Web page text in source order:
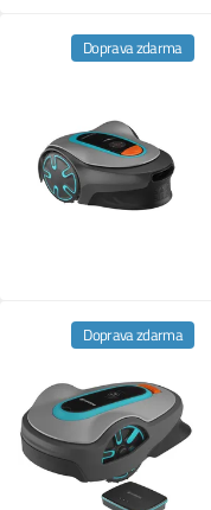
Doprava zdarma
Doprava zdarma